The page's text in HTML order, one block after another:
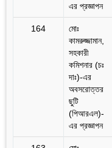
এর প্রজ্ঞাপন
164
মোঃ
কামরুজ্জামান,
সহকারী
কমিশনার (চঃ
দাঃ)-এর
অবসরোত্তর
ছুটি
(পিআরএল)-
এর প্রজ্ঞাপন